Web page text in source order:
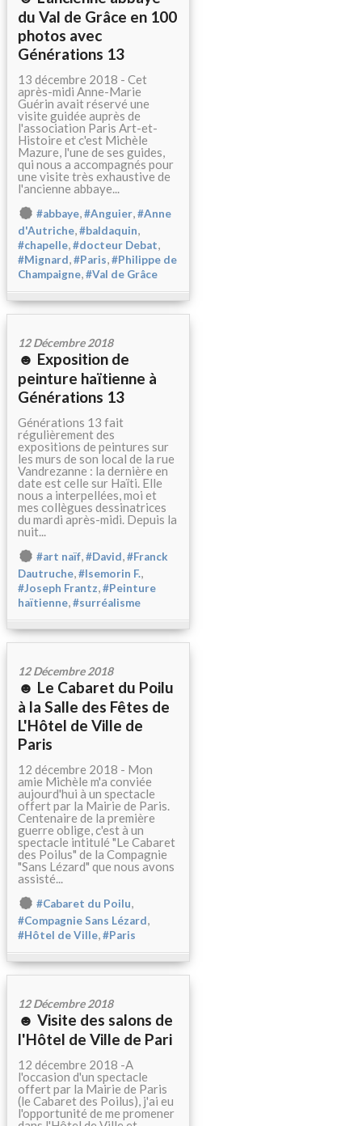
du Val de Grâce en 100
photos avec
Générations 13
13 décembre 2018 - Cet
après-midi Anne-Marie
Guérin avait réservé une
visite guidée auprès de
l'association Paris Art-et-
Histoire et c'est Michèle
Mazure, l'une de ses guides,
qui nous a accompagnés pour
une visite très exhaustive de
l'ancienne abbaye...
#abbaye,#Anguier,#Anne
d'Autriche,#baldaquin,
#chapelle,#docteur Debat,
#Mignard,#Paris,#Philippe de
Champaigne,#Val de Grâce
12 Décembre 2018
☻ Exposition de
peinture haïtienne à
Générations 13
Générations 13 fait
régulièrement des
expositions de peintures sur
les murs de son local de la rue
Vandrezanne : la dernière en
date est celle sur Haïti. Elle
nous a interpellées, moi et
mes collègues dessinatrices
du mardi après-midi. Depuis la
nuit...
#art naïf,#David,#Franck
Dautruche,#Isemorin F.,
#Joseph Frantz,#Peinture
haïtienne,#surréalisme
12 Décembre 2018
☻ Le Cabaret du Poilu
à la Salle des Fêtes de
L'Hôtel de Ville de
Paris
12 décembre 2018 - Mon
amie Michèle m'a conviée
aujourd'hui à un spectacle
offert par la Mairie de Paris.
Centenaire de la première
guerre oblige, c'est à un
spectacle intitulé "Le Cabaret
des Poilus" de la Compagnie
"Sans Lézard" que nous avons
assisté...
#Cabaret du Poilu,
#Compagnie Sans Lézard,
#Hôtel de Ville,#Paris
12 Décembre 2018
☻ Visite des salons de
l'Hôtel de Ville de Pari
12 décembre 2018 -A
l'occasion d'un spectacle
offert par la Mairie de Paris
(le Cabaret des Poilus), j'ai eu
l'opportunité de me promener